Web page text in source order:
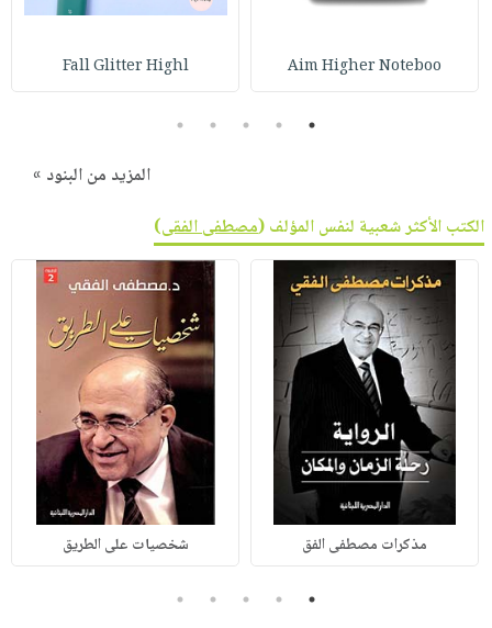
Aim Higher Noteboo
Fall Glitter Highl
1
2
3
4
5
المزيد من البنود »
الكتب الأكثر شعبية لنفس المؤلف (مصطفى الفقى)
مذكرات مصطفى الفق شخصيات على الطريق
1
2
3
4
5